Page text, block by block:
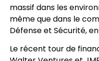
massif dans les
même que dans le
Défense et Sécurité,
Le récent tour de